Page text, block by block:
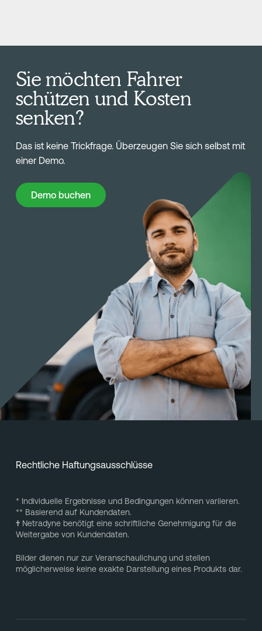
Sie möchten Fahrer
schützen und Kosten
senken?
Das ist keine Trickfrage. Überzeugen Sie sich selbst mit
einer Demo.
Demo buchen
Demo buchen
Rechtliche Haftungsausschlüsse
* Individuelle Ergebnisse und Bedingungen können variieren.
** Basierend auf Kundendaten.
†Netradyne benötigt eine schriftliche Genehmigung für die
Weitergabe von Kundendaten.
Bilder dienen nur zur Veranschaulichung und stellen
möglicherweise keine exakte Darstellung eines Produkts dar.